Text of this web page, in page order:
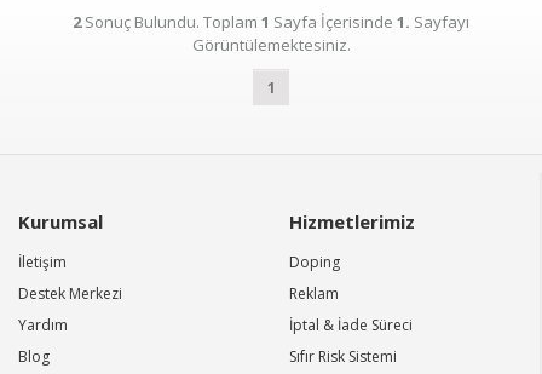
2Sonuç Bulundu. Toplam 1 Sayfa İçerisinde 1. Sayfayı
Görüntülemektesiniz.
1
Kurumsal
İletişim
Destek Merkezi
Yardım
Blog
Hizmetlerimiz
Doping
Reklam
İptal & İade Süreci
Sıfır Risk Sistemi